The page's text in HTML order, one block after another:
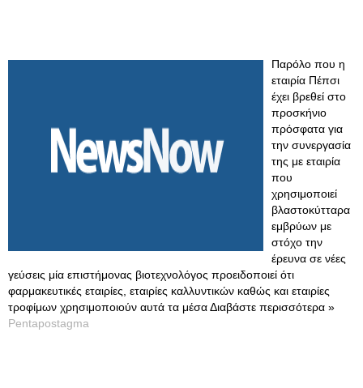
Παρόλο που η
εταιρία Πέπσι
έχει βρεθεί στο
προσκήνιο
πρόσφατα για
την συνεργασία
της με εταιρία
που
χρησιμοποιεί
βλαστοκύτταρα
εμβρύων με
στόχο την
έρευνα σε νέες
γεύσεις μία επιστήμονας βιοτεχνολόγος προειδοποιεί ότι
φαρμακευτικές εταιρίες, εταιρίες καλλυντικών καθώς και εταιρίες
τροφίμων χρησιμοποιούν αυτά τα μέσα Διαβάστε περισσότερα »
Pentapostagma